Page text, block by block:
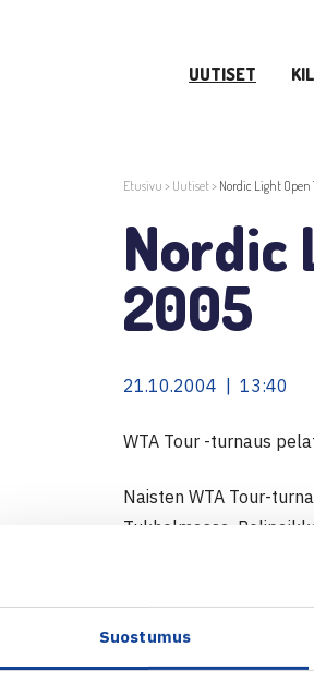
Suostumus
UUTISET
Etusivu > Uutiset> Nordic Light
Nordic
2005
21.10.2004 | 13:40
WTA Tour -turnaus
Naisten WTA Tour-
Tukholmassa.
Kilpailulle on nimetty
Kilpailun päätukijana